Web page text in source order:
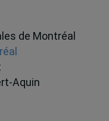
de Montréal
Aquin